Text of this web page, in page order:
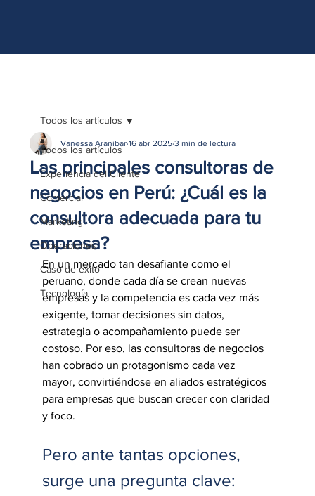
Todos los artículos
Experiencia del Cliente
Comercial
Marketing
Operaciones
Caso de éxito
Tecnología
Todos los artículos
Las principales consultoras de
negocios en Perú: ¿Cuál es la
consultora adecuada para tu
empresa?
Vanessa Aranibar 16 abr 2025 3 min de lectura
En un mercado tan desafiante como el
peruano, donde cada día se crean nuevas
empresas y la competencia es cada vez más
exigente, tomar decisiones sin datos,
estrategia o acompañamiento puede ser
costoso. Por eso, las consultoras de negocios
han cobrado un protagonismo cada vez
mayor, convirtiéndose en aliados estratégicos
para empresas que buscan crecer con claridad
y foco.
Pero ante tantas opciones,
surge una pregunta clave: